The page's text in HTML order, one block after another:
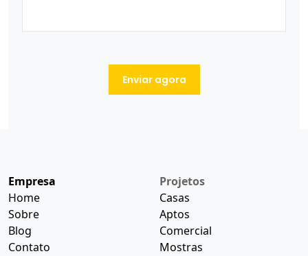
Enviar agora
Empresa
Home
Sobre
Blog
Contato
Projetos
Casas
Aptos
Comercial
Mostras